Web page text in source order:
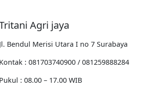
Agri jaya
Jl. Bendul Merisi Utara I no 7 Surabaya
Kontak : 081703740900 / 081259888284
Pukul : 08.00 – 17.00 WIB